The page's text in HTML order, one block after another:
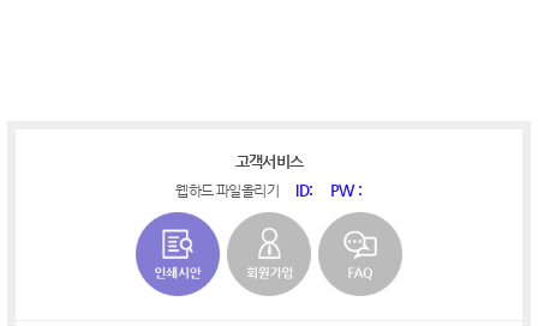
고객서비스
웹하드 파일올리기 ID: PW :